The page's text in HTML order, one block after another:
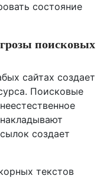
состояние
поисковых
сайтах создает
Поисковые
создает
текстов